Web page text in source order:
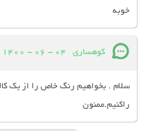
خوبه
کوهساری 04 - 06 - 1400
سلام . بخواهیم رنگ خاص را از یک
راکنیم.ممنون